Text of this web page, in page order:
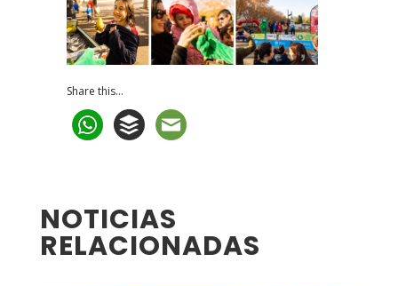
Share this...
NOTICIAS
RELACIONADAS